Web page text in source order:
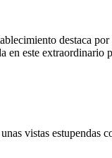
destaca
en este extraordinario
vistas estupendas